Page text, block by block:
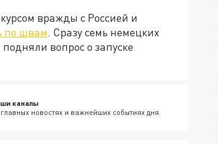
вражды с Россией и
по швам. Сразу семь немецких
вопрос о запуске
каналы
новостях и важнейших событиях дня.